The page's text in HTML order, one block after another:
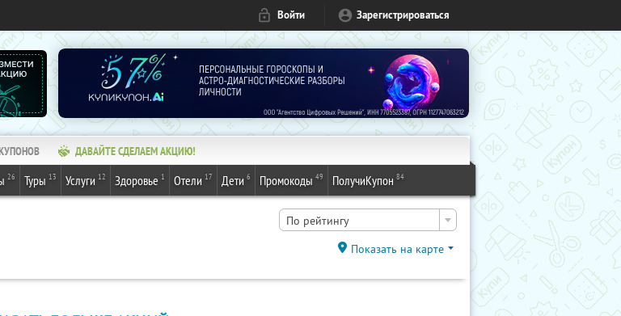
Войти Зарегистрироваться
ДАВАЙТЕ СДЕЛАЕМ АКЦИЮ!
26 Туры 13 Услуги 12 Здоровье 1 Отели 17 Дети 6 Промокоды 49 ПолучиКупон 84
По рейтингу
Показать на карте